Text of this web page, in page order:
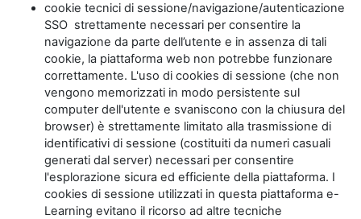
cookie tecnici di sessione/navigazione/autenticazione
SSO strettamente necessari per consentire la
navigazione da parte dell’utente e in assenza di tali
cookie, la piattaforma web non potrebbe funzionare
correttamente. L'uso di cookies di sessione (che non
vengono memorizzati in modo persistente sul
computer dell'utente e svaniscono con la chiusura del
browser) è strettamente limitato alla trasmissione di
identificativi di sessione (costituiti da numeri casuali
generati dal server) necessari per consentire
l'esplorazione sicura ed efficiente della piattaforma. I
cookies di sessione utilizzati in questa piattaforma e-
Learning evitano il ricorso ad altre tecniche